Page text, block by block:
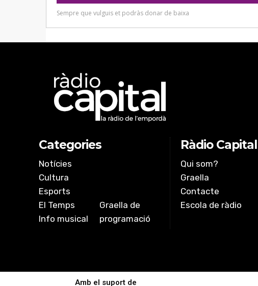
Categories
Notícies
Cultura
Esports
El Temps
Info musical
Graella de
programació
Ràdio Capital
Qui som?
Graella
Contacte
Escola de ràdio
Amb el suport de